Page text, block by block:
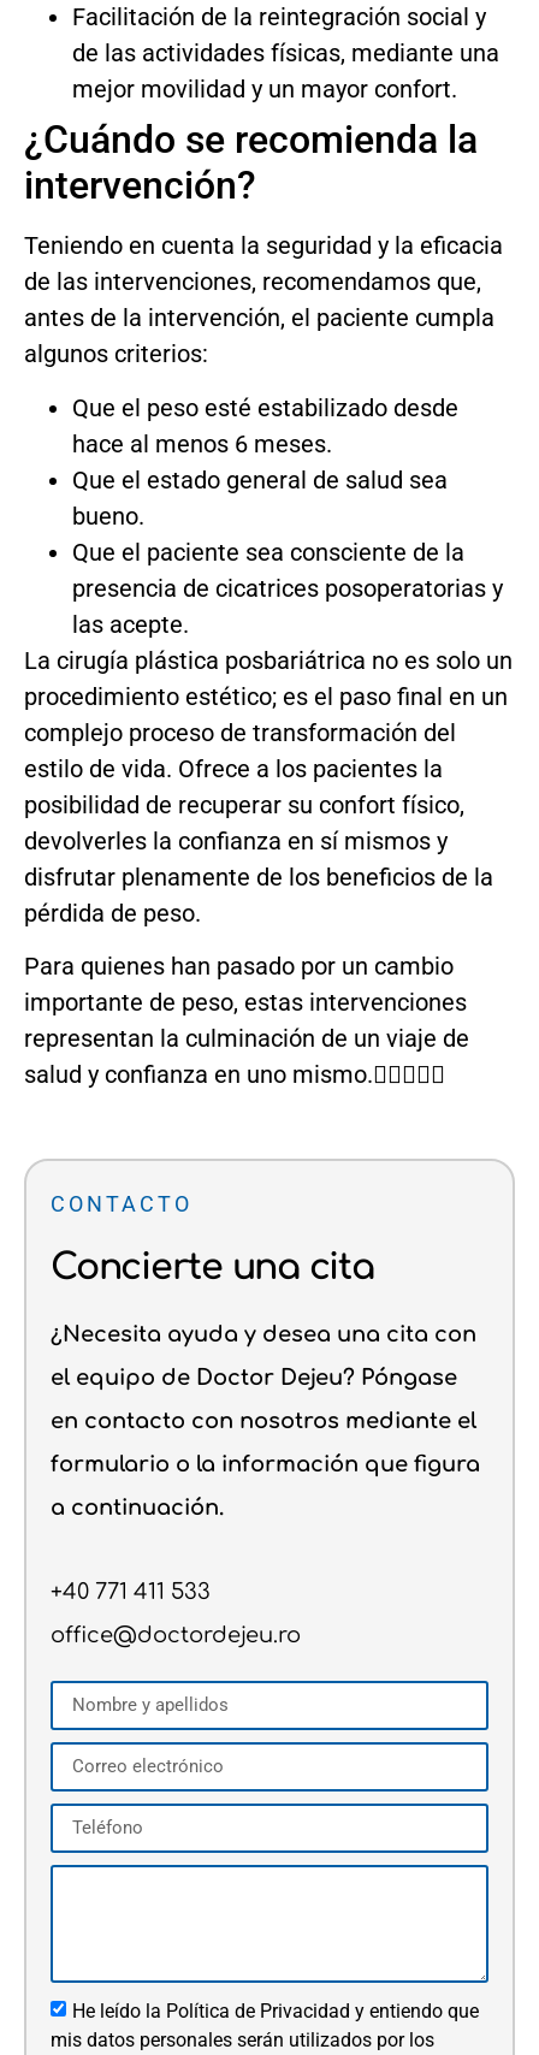
Facilitación de la reintegración social y
de las actividades físicas, mediante una
mejor movilidad y un mayor confort.
¿Cuándo se recomienda la
intervención?
Teniendo en cuenta la seguridad y la eficacia
de las intervenciones, recomendamos que,
antes de la intervención, el paciente cumpla
algunos criterios:
Que el peso esté estabilizado desde
hace al menos 6 meses.
Que el estado general de salud sea
bueno.
Que el paciente sea consciente de la
presencia de cicatrices posoperatorias y
las acepte.
La cirugía plástica posbariátrica no es solo un
procedimiento estético; es el paso final en un
complejo proceso de transformación del
estilo de vida. Ofrece a los pacientes la
posibilidad de recuperar su confort físico,
devolverles la confianza en sí mismos y
disfrutar plenamente de los beneficios de la
pérdida de peso.
Para quienes han pasado por un cambio
importante de peso, estas intervenciones
representan la culminación de un viaje de
salud y confianza en uno mismo.
CONTACTO
Concierte una cita
¿Necesita ayuda y desea una cita con
el equipo de Doctor Dejeu? Póngase
en contacto con nosotros mediante el
formulario o la información que figura
a continuación.
+40 771 411 533
office@doctordejeu.ro
He leído la Política de Privacidad y entiendo que
mis datos personales serán utilizados por los